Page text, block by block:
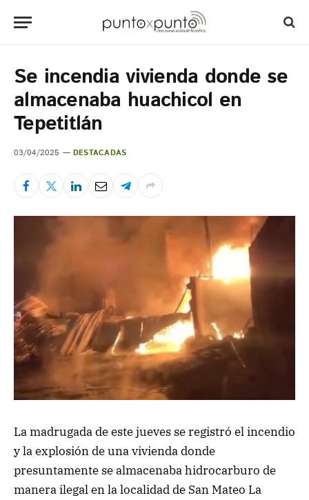
Se incendia vivienda donde se
almacenaba huachicol en
Tepetitlán
03/04/2025 DESTACADAS
La madrugada de este jueves se registró el incendio
y la explosión de una vivienda donde
presuntamente se almacenaba hidrocarburo de
manera ilegal en la localidad de San Mateo La